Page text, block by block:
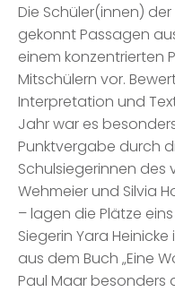
Die Schüler(innen)
gekonnt Passagen
einem konzentrierten
Mitschülern vor.
Interpretation und
Jahr war es
Punktvergabe durch
Schulsiegerinnen
Wehmeier und Silvia
– lagen die Plätze
Siegerin Yara
aus dem Buch „Eine
Paul Maar besonders